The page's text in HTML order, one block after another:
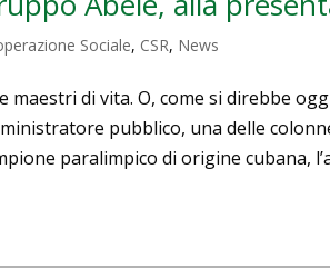
Sociale, CSR, News
maestri di vita. O, come si direbbe
pubblico, una delle
paralimpico di origine cubana,